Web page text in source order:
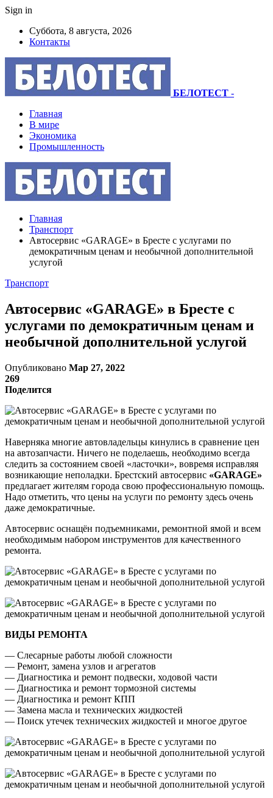
Sign in
Суббота, 8 августа, 2026
Контакты
БЕЛОТЕСТ -
Главная
В мире
Экономика
Промышленность
Главная
Транспорт
Автосервис «GARAGE» в Бресте с услугами по
демократичным ценам и необычной дополнительной
услугой
Транспорт
Автосервис «GARAGE» в Бресте с
услугами по демократичным ценам и
необычной дополнительной услугой
Опубликовано Мар 27, 2022
269
Поделится
Наверняка многие автовладельцы кинулись в сравнение цен
на автозапчасти. Ничего не поделаешь, необходимо всегда
следить за состоянием своей «ласточки», вовремя исправляя
возникающие неполадки. Брестский автосервис «GARAGE»
предлагает жителям города свою профессиональную помощь.
Надо отметить, что цены на услуги по ремонту здесь очень
даже демократичные.
Автосервис оснащён подъемниками, ремонтной ямой и всем
необходимым набором инструментов для качественного
ремонта.
ВИДЫ РЕМОНТА
— Слесарные работы любой сложности
— Ремонт, замена узлов и агрегатов
— Диагностика и ремонт подвески, ходовой части
— Диагностика и ремонт тормозной системы
— Диагностика и ремонт КПП
— Замена масла и технических жидкостей
— Поиск утечек технических жидкостей и многое другое